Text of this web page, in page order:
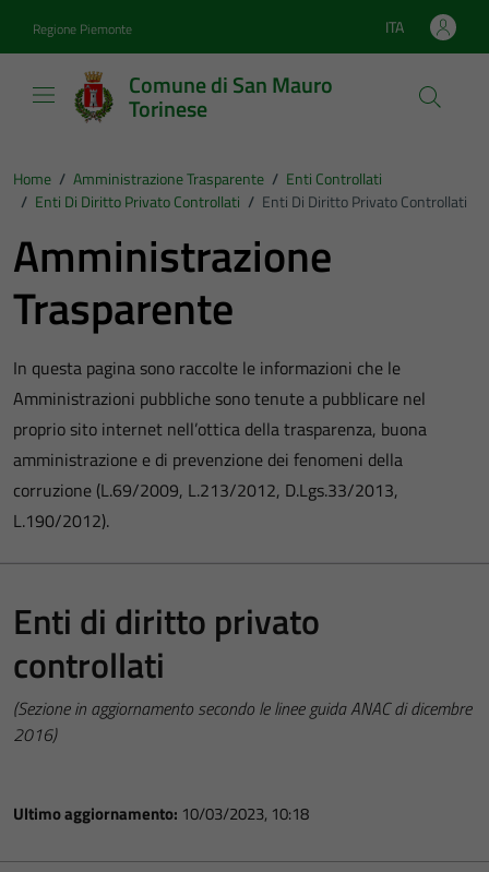
Regione Piemonte Lingua attiva:
ITA
Comune di San Mauro
Torinese
Home / Amministrazione Trasparente / Enti Controllati
/ Enti Di Diritto Privato Controllati / Enti Di Diritto Privato Controllati
Amministrazione
Trasparente
In questa pagina sono raccolte le informazioni che le
Amministrazioni pubbliche sono tenute a pubblicare nel
proprio sito internet nell’ottica della trasparenza, buona
amministrazione e di prevenzione dei fenomeni della
corruzione (L.69/2009, L.213/2012, D.Lgs.33/2013,
L.190/2012).
Enti di diritto privato
controllati
(Sezione in aggiornamento secondo le linee guida ANAC di dicembre
2016)
Ultimo aggiornamento: 10/03/2023, 10:18